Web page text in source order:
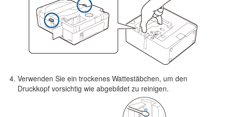
Verwenden Sie ein trockenes Wattestäbchen, um den
Druckkopf vorsichtig wie abgebildet zu reinigen.